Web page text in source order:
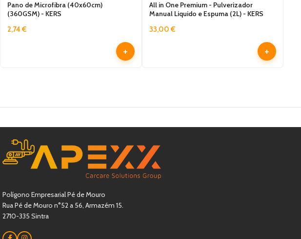
Pano de Microfibra (40x60cm)
(360GSM) - KERS
2,74€
+
All in One Premium - Pulverizador
Manual Liquido e Espuma (2L) - KERS
33,00€
+
Polígono Empresarial Pé de Mouro
Rua Pé de Mouro n°52 a 56, Armazém 15.
2710-335 Sintra